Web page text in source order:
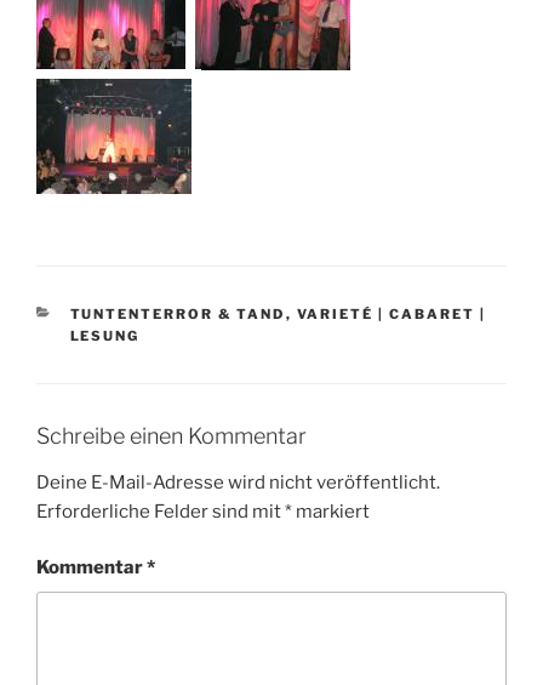
KATEGORIEN
TUNTENTERROR & TAND , VARIETÉ | CABARET |
LESUNG
Schreibe einen Kommentar
Deine E-Mail-Adresse wird nicht veröffentlicht.
Erforderliche Felder sind mit* markiert
Kommentar*